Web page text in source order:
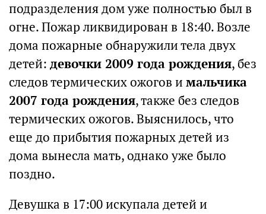
подразделения дом уже полностью был в
огне. Пожар ликвидирован в 18:40. Возле
дома пожарные обнаружили тела двух
детей: девочки 2009 года рождения, без
следов термических ожогов и мальчика
2007 года рождения, также без следов
термических ожогов. Выяснилось, что
еще до прибытия пожарных детей из
дома вынесла мать, однако уже было
поздно.
Девушка в 17:00 искупала детей и